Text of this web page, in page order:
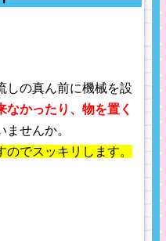
しの真ん前に機械を設
なかったり、物を置く
ませんか。
でスッキリします。